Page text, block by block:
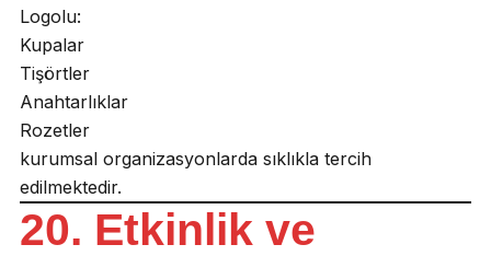
Logolu:
Kupalar
Tişörtler
Anahtarlıklar
Rozetler
kurumsal organizasyonlarda sıklıkla tercih
edilmektedir.
20. Etkinlik ve